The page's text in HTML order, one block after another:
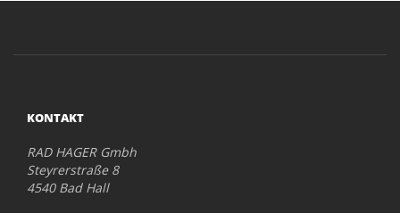
KONTAKT
RAD HAGER Gmbh
Steyrerstraße 8
4540 Bad Hall